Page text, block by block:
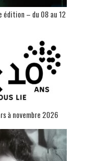
édition – du 08 au 12
à novembre 2026